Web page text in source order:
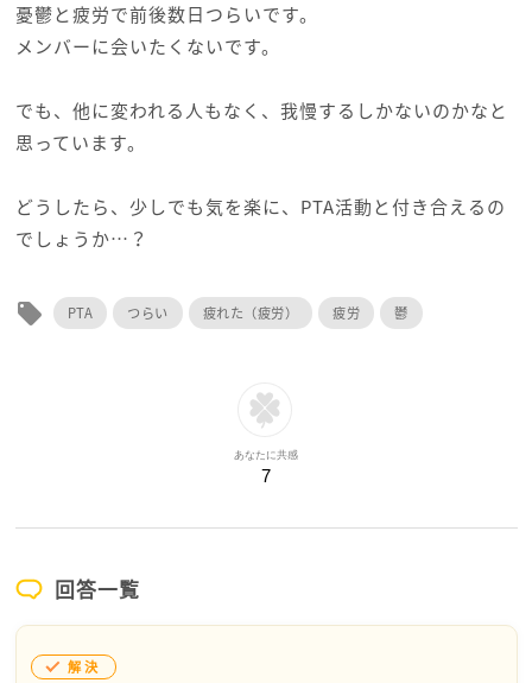
憂鬱と疲労で前後数日つらいです。
メンバーに会いたくないです。
でも、他に変われる人もなく、我慢するしかないのかなと
思っています。
どうしたら、少しでも気を楽に、PTA活動と付き合えるの
でしょうか…？
local_offer PTA つらい 疲れた（疲労） 疲労 鬱
あなたに共感
7
回答一覧
解決